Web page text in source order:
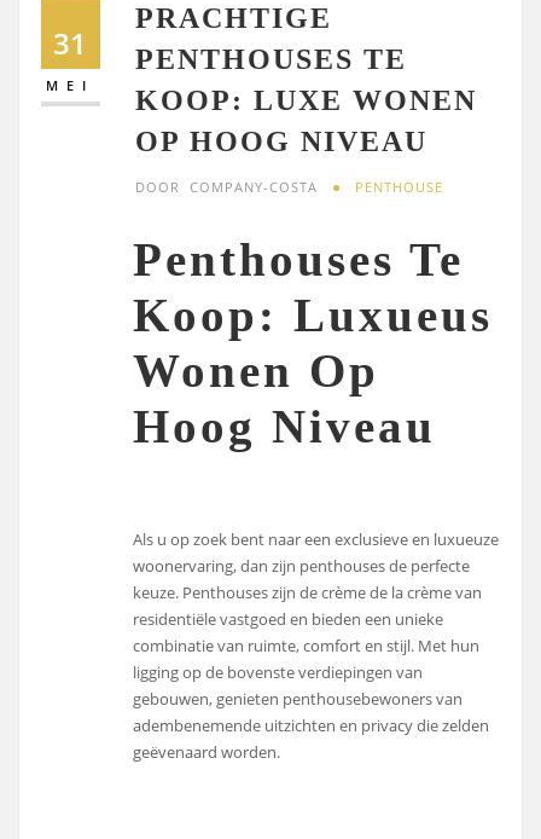
31
MEI
PRACHTIGE
PENTHOUSES TE
KOOP: LUXE WONEN
OP HOOG NIVEAU
DOOR COMPANY-COSTA PENTHOUSE
Penthouses Te
Koop: Luxueus
Wonen Op
Hoog Niveau
Als u op zoek bent naar een exclusieve en luxueuze
woonervaring, dan zijn penthouses de perfecte
keuze. Penthouses zijn de crème de la crème van
residentiële vastgoed en bieden een unieke
combinatie van ruimte, comfort en stijl. Met hun
ligging op de bovenste verdiepingen van
gebouwen, genieten penthousebewoners van
adembenemende uitzichten en privacy die zelden
geëvenaard worden.